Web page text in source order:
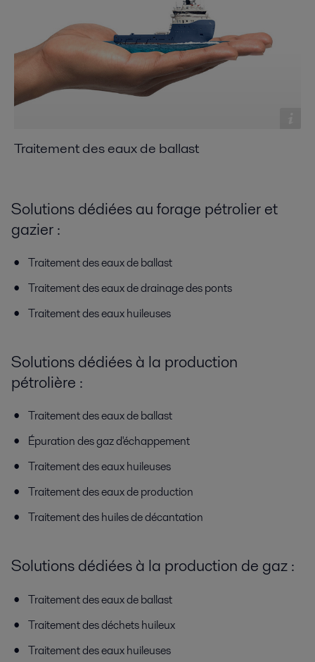
Traitement des eaux de ballast
Solutions dédiées au forage pétrolier et
gazier :
Traitement des eaux de ballast
Traitement des eaux de drainage des ponts
Traitement des eaux huileuses
Solutions dédiées à la production
pétrolière :
Traitement des eaux de ballast
Épuration des gaz d'échappement
Traitement des eaux huileuses
Traitement des eaux de production
Traitement des huiles de décantation
Solutions dédiées à la production de gaz :
Traitement des eaux de ballast
Traitement des déchets huileux
Traitement des eaux huileuses